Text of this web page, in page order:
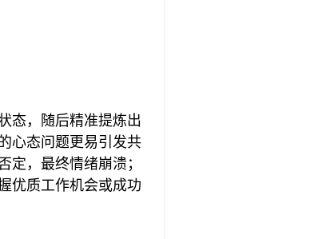
态，随后精准提炼出
心态问题更易引发共
，最终情绪崩溃；
优质工作机会或成功